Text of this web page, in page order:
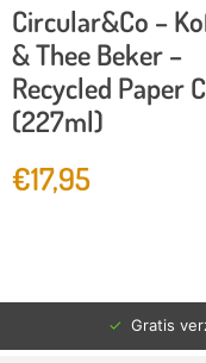
Circular&Co –
& Thee Beker –
Recycled Paper
(227ml)
€17,95
✓ Gratis